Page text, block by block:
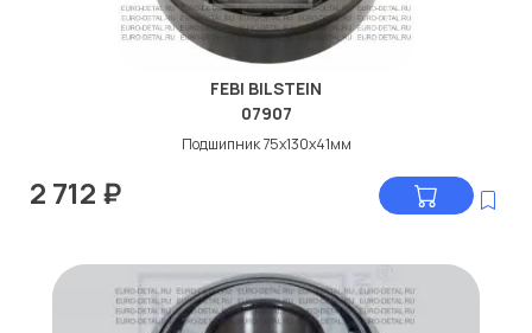
FEBI BILSTEIN
07907
Подшипник 75x130x41мм
2 712 ₽